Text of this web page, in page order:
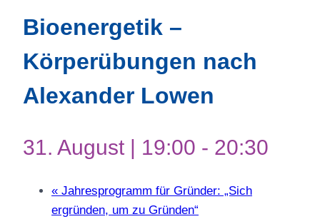
Bioenergetik –
Körperübungen nach
Alexander Lowen
31. August | 19:00 - 20:30
« Jahresprogramm für Gründer: „Sich
ergründen, um zu Gründen“